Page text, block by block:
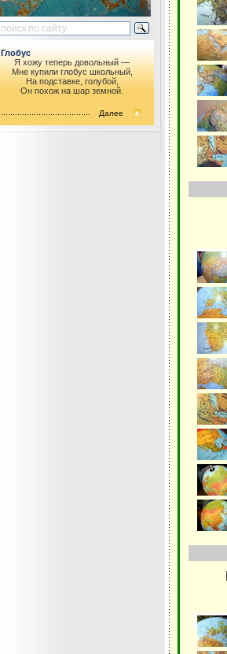
Глобус
Я хожу теперь довольный —
Мне купили глобус школьный,
На подставке, голубой,
Он похож на шар земной.
Далее